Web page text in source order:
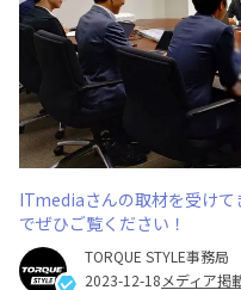
ITmediaさんの取材を受けて
でぜひご覧ください！
TORQUE STYLE事務局
2023-12-18 メディア掲